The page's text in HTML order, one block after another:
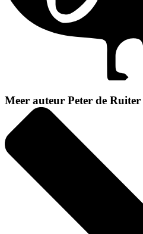
Meer auteur Peter de Ruiter